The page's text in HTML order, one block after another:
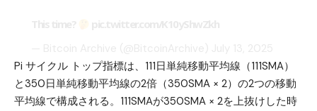
Pi サイクル トップ指標は、111日単純移動平均線（111SMA）
と350日単純移動平均線の2倍（350SMA × 2）の2つの移動
平均線で構成される。111SMAが350SMA × 2を上抜けした時